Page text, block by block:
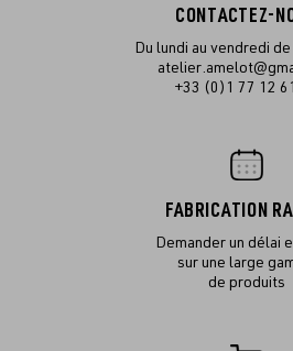
CONTACTEZ-
Du lundi au vendredi
+33 (0)1 77 12
FABRICATION
Demander un délai
sur une large
de produits